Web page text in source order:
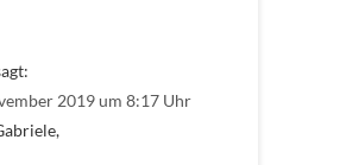
2019 um 8:17 Uhr